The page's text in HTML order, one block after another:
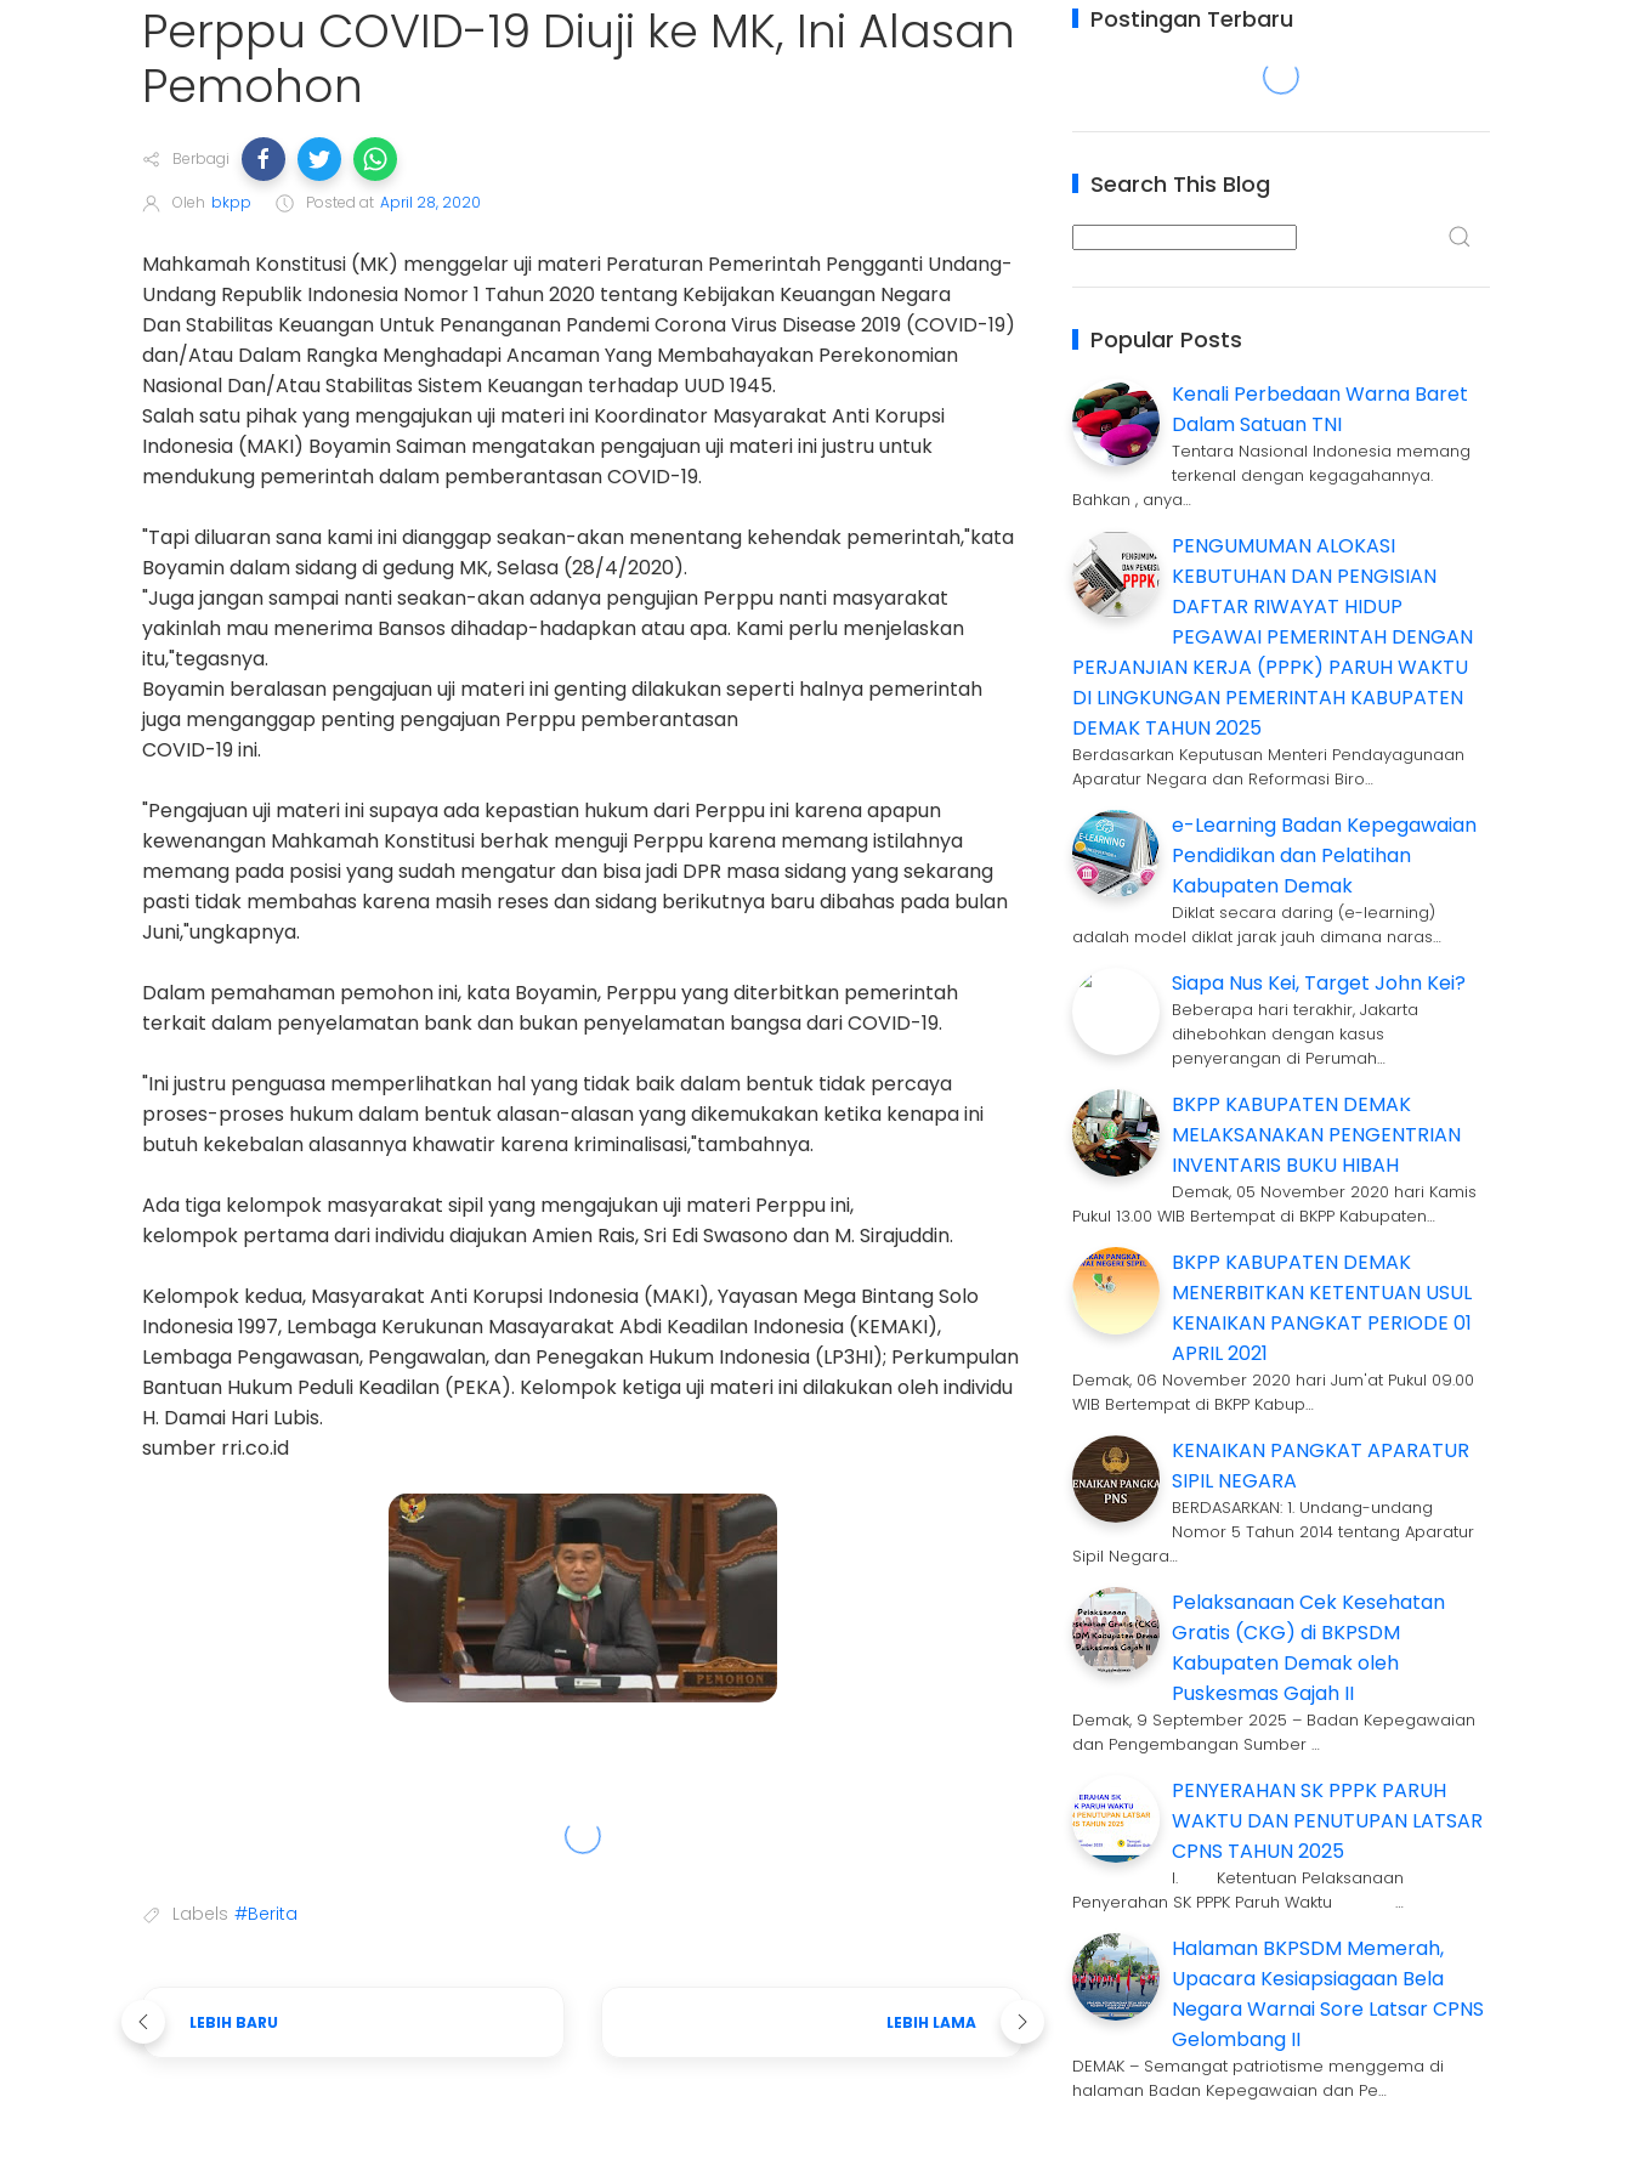
Perppu COVID-19 Diuji ke MK, Ini Alasan
Pemohon
Berbagi
Oleh bkpp Posted at April 28, 2020
Mahkamah Konstitusi (MK) menggelar uji materi Peraturan Pemerintah Pengganti Undang-
Undang Republik Indonesia Nomor 1 Tahun 2020 tentang Kebijakan Keuangan Negara
Dan Stabilitas Keuangan Untuk Penanganan Pandemi Corona Virus Disease 2019 (COVID-19)
dan/Atau Dalam Rangka Menghadapi Ancaman Yang Membahayakan Perekonomian
Nasional Dan/Atau Stabilitas Sistem Keuangan terhadap UUD 1945.
Salah satu pihak yang mengajukan uji materi ini Koordinator Masyarakat Anti Korupsi
Indonesia (MAKI) Boyamin Saiman mengatakan pengajuan uji materi ini justru untuk
mendukung pemerintah dalam pemberantasan COVID-19.
"Tapi diluaran sana kami ini dianggap seakan-akan menentang kehendak pemerintah,"kata
Boyamin dalam sidang di gedung MK, Selasa (28/4/2020).
"Juga jangan sampai nanti seakan-akan adanya pengujian Perppu nanti masyarakat
yakinlah mau menerima Bansos dihadap-hadapkan atau apa. Kami perlu menjelaskan
itu,"tegasnya.
Boyamin beralasan pengajuan uji materi ini genting dilakukan seperti halnya pemerintah
juga menganggap penting pengajuan Perppu pemberantasan
COVID-19 ini.
"Pengajuan uji materi ini supaya ada kepastian hukum dari Perppu ini karena apapun
kewenangan Mahkamah Konstitusi berhak menguji Perppu karena memang istilahnya
memang pada posisi yang sudah mengatur dan bisa jadi DPR masa sidang yang sekarang
pasti tidak membahas karena masih reses dan sidang berikutnya baru dibahas pada bulan
Juni,"ungkapnya.
Dalam pemahaman pemohon ini, kata Boyamin, Perppu yang diterbitkan pemerintah
terkait dalam penyelamatan bank dan bukan penyelamatan bangsa dari COVID-19.
"Ini justru penguasa memperlihatkan hal yang tidak baik dalam bentuk tidak percaya
proses-proses hukum dalam bentuk alasan-alasan yang dikemukakan ketika kenapa ini
butuh kekebalan alasannya khawatir karena kriminalisasi,"tambahnya.
Ada tiga kelompok masyarakat sipil yang mengajukan uji materi Perppu ini,
kelompok pertama dari individu diajukan Amien Rais, Sri Edi Swasono dan M. Sirajuddin.
Kelompok kedua, Masyarakat Anti Korupsi Indonesia (MAKI), Yayasan Mega Bintang Solo
Indonesia 1997, Lembaga Kerukunan Masayarakat Abdi Keadilan Indonesia (KEMAKI),
Lembaga Pengawasan, Pengawalan, dan Penegakan Hukum Indonesia (LP3HI); Perkumpulan
Bantuan Hukum Peduli Keadilan (PEKA). Kelompok ketiga uji materi ini dilakukan oleh individu
H. Damai Hari Lubis.
sumber rri.co.id
Labels #Berita
LEBIH BARU LEBIH LAMA
Postingan Terbaru
Search This Blog
Popular Posts
Kenali Perbedaan Warna Baret
Dalam Satuan TNI
Tentara Nasional Indonesia memang
terkenal dengan kegagahannya.
Bahkan , anya…
PENGUMUMAN ALOKASI
KEBUTUHAN DAN PENGISIAN
DAFTAR RIWAYAT HIDUP
PEGAWAI PEMERINTAH DENGAN
PERJANJIAN KERJA (PPPK) PARUH WAKTU
DI LINGKUNGAN PEMERINTAH KABUPATEN
DEMAK TAHUN 2025
Berdasarkan Keputusan Menteri Pendayagunaan
Aparatur Negara dan Reformasi Biro…
e-Learning Badan Kepegawaian
Pendidikan dan Pelatihan
Kabupaten Demak
Diklat secara daring (e-learning)
adalah model diklat jarak jauh dimana naras…
Siapa Nus Kei, Target John Kei?
Beberapa hari terakhir, Jakarta
dihebohkan dengan kasus
penyerangan di Perumah…
BKPP KABUPATEN DEMAK
MELAKSANAKAN PENGENTRIAN
INVENTARIS BUKU HIBAH
Demak, 05 November 2020 hari Kamis
Pukul 13.00 WIB Bertempat di BKPP Kabupaten…
BKPP KABUPATEN DEMAK
MENERBITKAN KETENTUAN USUL
KENAIKAN PANGKAT PERIODE 01
APRIL 2021
Demak, 06 November 2020 hari Jum'at Pukul 09.00
WIB Bertempat di BKPP Kabup…
KENAIKAN PANGKAT APARATUR
SIPIL NEGARA
BERDASARKAN: 1. Undang-undang
Nomor 5 Tahun 2014 tentang Aparatur
Sipil Negara…
Pelaksanaan Cek Kesehatan
Gratis (CKG) di BKPSDM
Kabupaten Demak oleh
Puskesmas Gajah II
Demak, 9 September 2025 – Badan Kepegawaian
dan Pengembangan Sumber …
PENYERAHAN SK PPPK PARUH
WAKTU DAN PENUTUPAN LATSAR
CPNS TAHUN 2025
I. Ketentuan Pelaksanaan
Penyerahan SK PPPK Paruh Waktu …
Halaman BKPSDM Memerah,
Upacara Kesiapsiagaan Bela
Negara Warnai Sore Latsar CPNS
Gelombang II
DEMAK – Semangat patriotisme menggema di
halaman Badan Kepegawaian dan Pe…